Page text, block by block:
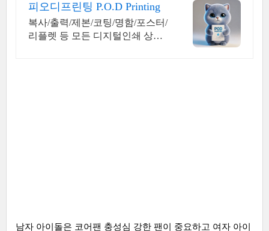
피오디프린팅 P.O.D Printing
복사/출력/제본/코팅/명함/포스터/
리플렛 등 모든 디지털인쇄 상업
남자 아이돌은 코어팬 충성심 강한 팬이 중요하고 여자 아이